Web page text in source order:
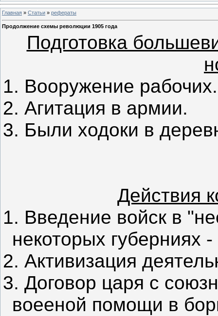
Главная » Статьи » рефераты
Продолжение схемы революции 1905 года
Подготовка
1. Вооружение рабочих.
2. Агитация в армии.
3. Были ходоки в
Действия
1. Введение войск в
некоторых губерниях
2. Активизация
3. Договор царя с
воееной помощи в